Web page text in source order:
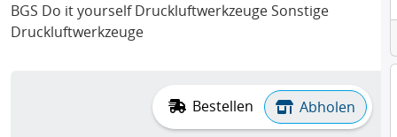
BGS Do it yourself Druckluftwerkzeuge Sonstige
Druckluftwerkzeuge
Bestellen Abholen